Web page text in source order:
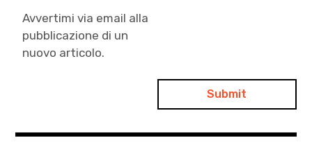
Avvertimi via email alla
pubblicazione di un
nuovo articolo.